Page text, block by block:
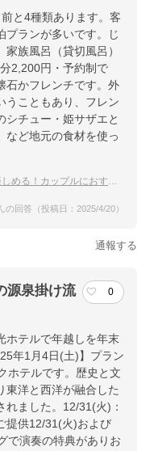
と4種類あります。客
プランが多いです。じ
族風呂（貸切風呂）
2,200円・予約制で
石かフレンチです。外
うこともあり、フレン
シチュー・姫サザエと
など地元の食材を使っ
カップルにおすすめの温泉宿
の回答（投稿日：2025/4/20）
通報する
源泉掛け流
0
ホテルで年越しを年末
年1月4日(土)】プラン
ホテルです。歴史と文
東洋と西洋が融合した
ました。12/31(火)：
提供12/31(火)および
で演奏の特典がありお